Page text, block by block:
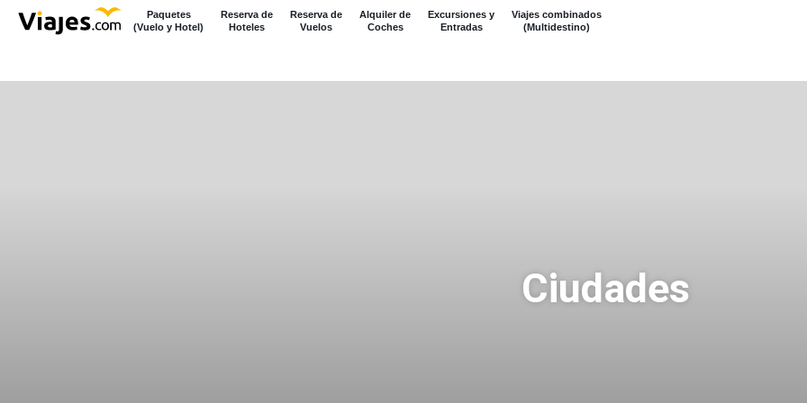
Paquetes
(Vuelo y Hotel)
Reserva de
Hoteles
Reserva de
Vuelos
Alquiler de
Coches
Excursiones y
Entradas
Viajes combinados
(Multidestino)
Ciudades